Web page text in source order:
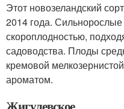
Этот новозеландский
2014 года.
скороплодностью,
садоводства. Плоды
кремовой
ароматом.